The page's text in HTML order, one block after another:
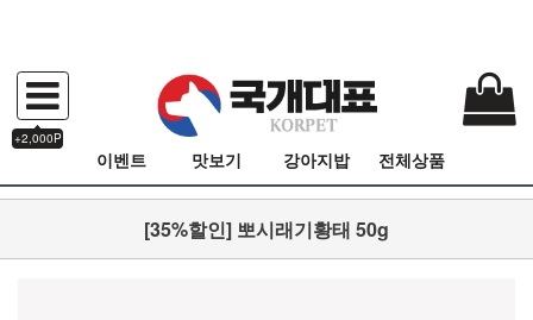
+2,000P
이벤트 맛보기 강아지밥 전체상품
[35%할인] 뽀시래기황태 50g